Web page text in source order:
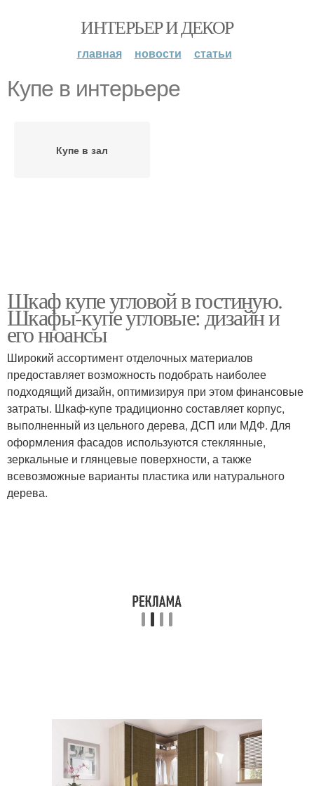
ИНТЕРЬЕР И ДЕКОР
главная новости статьи
Купе в интерьере
Купе в зал
Шкаф купе угловой в гостиную.
Шкафы-купе угловые: дизайн и
его нюансы
Широкий ассортимент отделочных материалов
предоставляет возможность подобрать наиболее
подходящий дизайн, оптимизируя при этом финансовые
затраты. Шкаф-купе традиционно составляет корпус,
выполненный из цельного дерева, ДСП или МДФ. Для
оформления фасадов используются стеклянные,
зеркальные и глянцевые поверхности, а также
всевозможные варианты пластика или натурального
дерева.